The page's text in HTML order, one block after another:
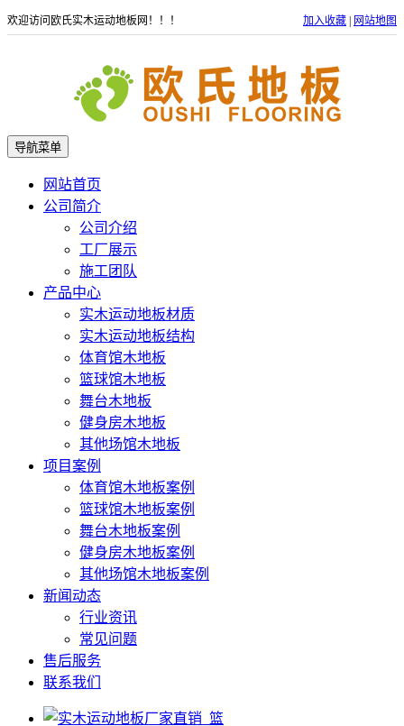
欢迎访问欧氏实木运动地板网！！！ 加入收藏 网站地图
导航菜单
网站首页
公司简介
公司介绍
工厂展示
施工团队
产品中心
实木运动地板材质
实木运动地板结构
体育馆木地板
篮球馆木地板
舞台木地板
健身房木地板
其他场馆木地板
项目案例
体育馆木地板案例
篮球馆木地板案例
舞台木地板案例
健身房木地板案例
其他场馆木地板案例
新闻动态
行业资讯
常见问题
售后服务
联系我们